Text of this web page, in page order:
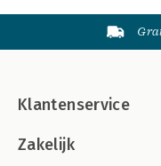
Klantenservice
Zakelijk